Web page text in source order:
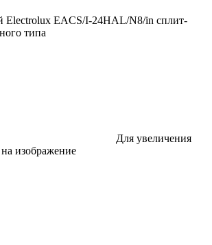
Для увеличения
изображение